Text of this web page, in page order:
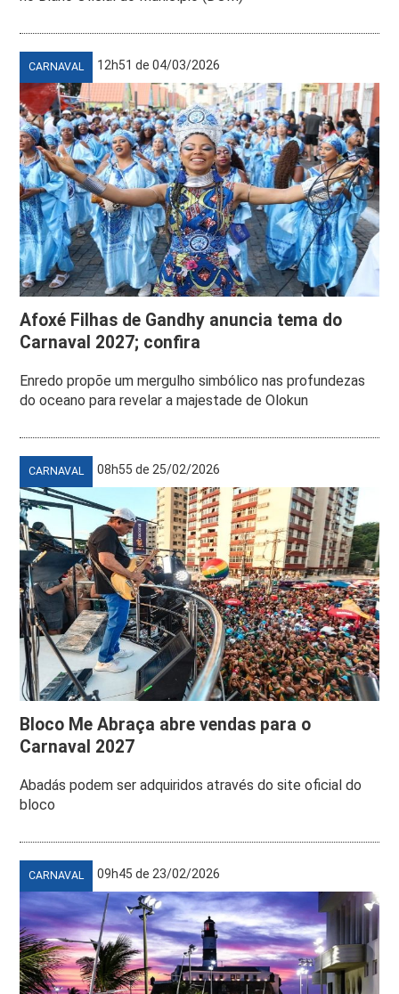
CARNAVAL 12h51 de 04/03/2026
Afoxé Filhas de Gandhy anuncia tema do
Carnaval 2027; confira
Enredo propõe um mergulho simbólico nas profundezas
do oceano para revelar a majestade de Olokun
CARNAVAL 08h55 de 25/02/2026
Bloco Me Abraça abre vendas para o
Carnaval 2027
Abadás podem ser adquiridos através do site oficial do
bloco
CARNAVAL 09h45 de 23/02/2026